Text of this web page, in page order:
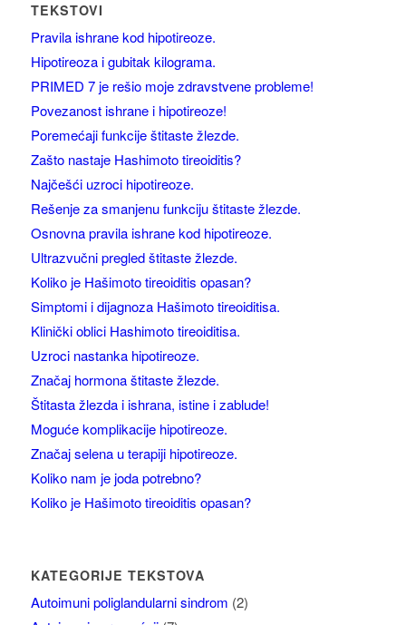
TEKSTOVI
Pravila ishrane kod hipotireoze.
Hipotireoza i gubitak kilograma.
PRIMED 7 je rešio moje zdravstvene probleme!
Povezanost ishrane i hipotireoze!
Poremećaji funkcije štitaste žlezde.
Zašto nastaje Hashimoto tireoiditis?
Najčešći uzroci hipotireoze.
Rešenje za smanjenu funkciju štitaste žlezde.
Osnovna pravila ishrane kod hipotireoze.
Ultrazvučni pregled štitaste žlezde.
Koliko je Hašimoto tireoiditis opasan?
Simptomi i dijagnoza Hašimoto tireoiditisa.
Klinički oblici Hashimoto tireoiditisa.
Uzroci nastanka hipotireoze.
Značaj hormona štitaste žlezde.
Štitasta žlezda i ishrana, istine i zablude!
Moguće komplikacije hipotireoze.
Značaj selena u terapiji hipotireoze.
Koliko nam je joda potrebno?
Koliko je Hašimoto tireoiditis opasan?
KATEGORIJE TEKSTOVA
Autoimuni poliglandularni sindrom (2)